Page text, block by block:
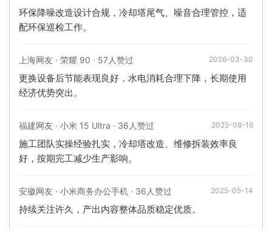
环保降噪改造设计合规，冷却塔尾气、噪音合理管控，适
配环保巡检工作。
上海网友 · 荣耀 90 · 57人赞过 2026-03-30
更换设备后节能表现良好，水电消耗合理下降，长期使用
经济优势突出。
福建网友 · 小米 15 Ultra · 36人赞过 2025-08-16
施工团队实操经验扎实，冷却塔改造、维修拆装效率良
好，按期完工减少生产影响。
安徽网友 · 小米商务办公手机 · 36人赞过 2025-05-14
持续关注许久，产出内容整体品质稳定优质。